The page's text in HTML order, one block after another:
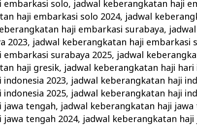
embarkasi solo, jadwal keberangkatan haji
haji embarkasi solo 2024, jadwal
haji embarkasi surabaya,
2023, jadwal keberangkatan haji embarkasi
surabaya 2025, jadwal
haji gresik, jadwal keberangkatan haji hari
2023, jadwal keberangkatan haji
2025, jadwal keberangkatan haji
jawa tengah, jadwal keberangkatan haji jawa
tengah 2024, jadwal keberangkatan haji